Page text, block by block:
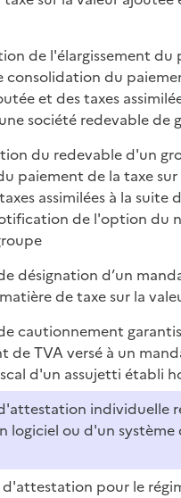
de l'élargissement du
consolidation du
et des taxes
société redevable de
du redevable d'un
paiement de la taxe sur
assimilées à la suite
de l'option du
désignation d’un
de taxe sur la
cautionnement
de TVA versé à un
d'un assujetti établi
individuelle
logiciel ou d'un système
d'attestation pour le